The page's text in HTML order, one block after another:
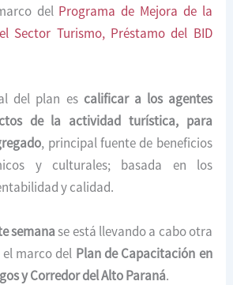
del Programa de Mejora de la
Sector Turismo, Préstamo del BID
del plan es calificar a los agentes
de la actividad turística, para
, principal fuente de beneficios
y culturales; basada en los
y calidad.
semanase está llevando a cabo otra
el marco del Plan de Capacitación en
y Corredor del Alto Paraná.